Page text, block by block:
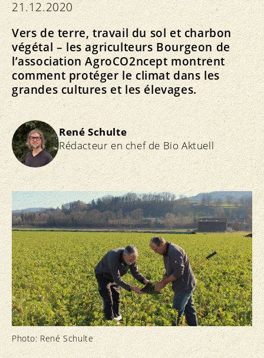
21.12.2020
Vers de terre, travail du sol et charbon
végétal – les agriculteurs Bourgeon de
l’association AgroCO2ncept montrent
comment protéger le climat dans les
grandes cultures et les élevages.
René Schulte
Rédacteur en chef de Bio Aktuell
Photo: René Schulte